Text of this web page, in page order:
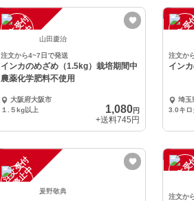
注
文
受
付
停
止
中 山田慶治
注文から4~7日で発送
インカのめざめ（1.5kg）栽培期間中
農薬化学肥料不使用
大阪府大阪市
１.５kg以上
1,080円
+送料745円
注文か
イン
埼玉
3.0キロ
注
文
受
付
停
止
中
爰野敬典
注文か